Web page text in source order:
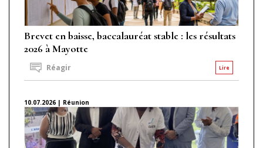
Brevet en baisse, baccalauréat stable : les résultats
2026 à Mayotte
Lire
Réagir
10.07.2026 | Réunion